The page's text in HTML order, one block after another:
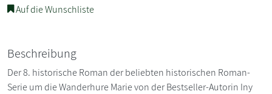
Auf die Wunschliste
Beschreibung
Der 8. historische Roman der beliebten historischen Roman-
Serie um die Wanderhure Marie von der Bestseller-Autorin Iny